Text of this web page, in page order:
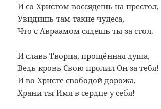
И со Христом воссядешь на престол,
Увидишь там такие чудеса,
Что с Авраамом сядешь ты за стол.
И славь Творца, прощённая душа,
Ведь кровь Свою пролил Он за тебя!
И во Христе свободой дорожа,
Храни ты Имя в сердце у себя!